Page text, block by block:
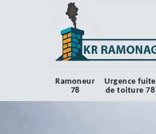
Ramoneur
78
Urgence fuite
de toiture 78